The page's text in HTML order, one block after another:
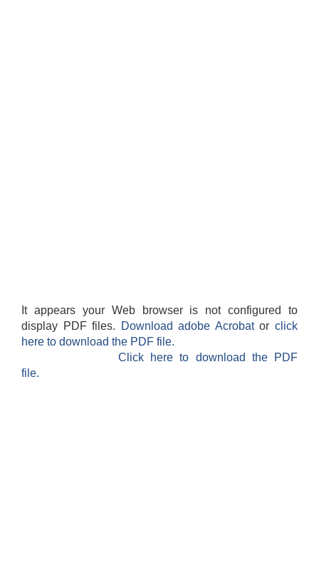
It appears your Web browser is not configured to
display PDF files.
Download adobe Acrobatorclick
here to download the PDF file.
Click here to download the PDF
file.